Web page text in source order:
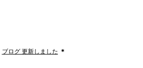
ブログ 更新しました ＊